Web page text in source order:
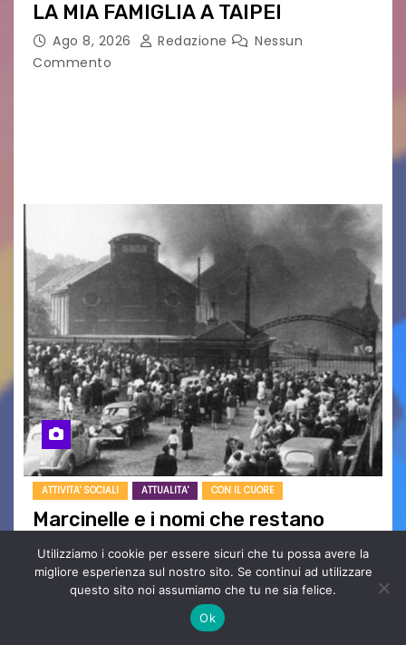
LA MIA FAMIGLIA A TAIPEI
Ago 8, 2026 Redazione
Nessun
Commento
ATTIVITA' SOCIALI ATTUALITA' CON IL CUORE
Marcinelle e i nomi che restano
Ago 8, 2026
Yuleisy Cruz Lezcano
Nessun Commento
Tizio, Caio, Sempronio… e poi ancora un nome,
poi un altro, si forma un elenco lungo dal quale i
Utilizziamo i cookie per essere sicuri che tu possa avere la
migliore esperienza sul nostro sito. Se continui ad utilizzare
questo sito noi assumiamo che tu ne sia felice.
Ok